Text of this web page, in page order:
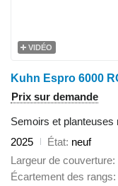
VIDÉO
Kuhn Espro 6000
Prix sur demande
Semoirs et
2025
État neuf
Largeur de couverture
Écartement des rangs